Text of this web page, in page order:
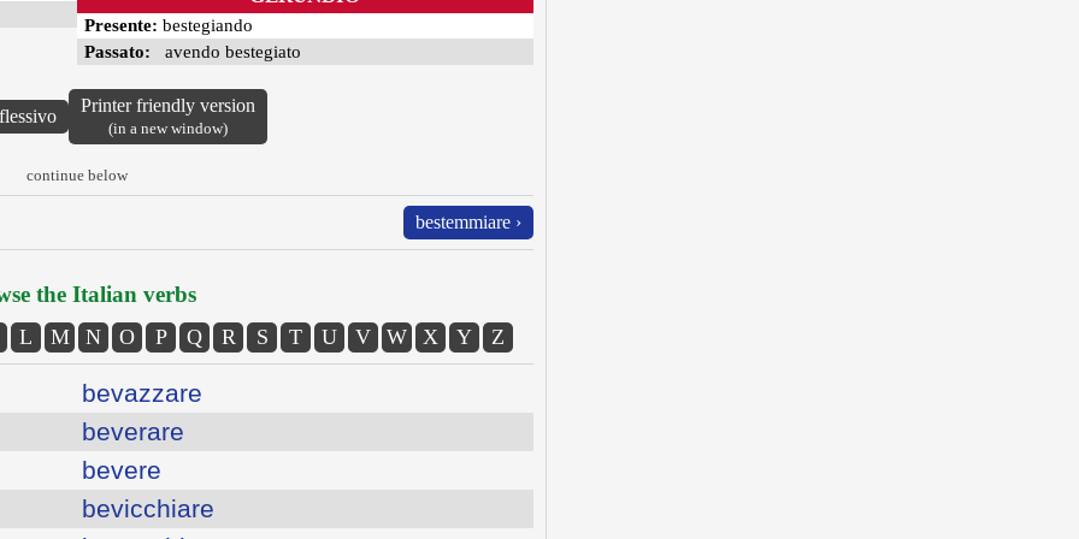
Presente: bestegiando
Passato: avendo bestegiato
Printer friendly version
(in a new window)
continue below
bestemmiare ›
the Italian verbs
L M N O P Q R S T U V W X Y Z
bevazzare
beverare
bevere
bevicchiare